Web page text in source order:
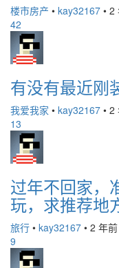
楼市房产 • kay32167 • 2
42
有没有最近刚
我爱我家 • kay32167 • 2
13
过年不回家，
玩，求推荐地
旅行 • kay32167 • 2 年前
9